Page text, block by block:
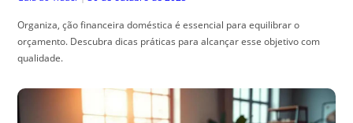
Organiza, ção financeira doméstica é essencial para equilibrar o
orçamento. Descubra dicas práticas para alcançar esse objetivo com
qualidade.